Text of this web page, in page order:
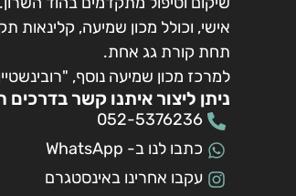
אישי, וכולל מכון שמיעה, קלינאות
תחת קורת גג אחת.
למרכז מכון שמיעה נוסף,
ניתן ליצור איתנו קשר בדרכים
052-5376236
כתבו לנו ב- WhatsApp
עקבו אחרינו באינסטגרם